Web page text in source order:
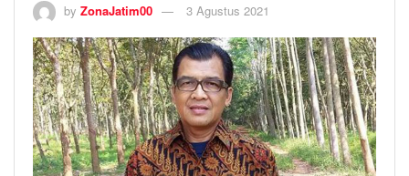
by ZonaJatim00 3 Agustus 2021